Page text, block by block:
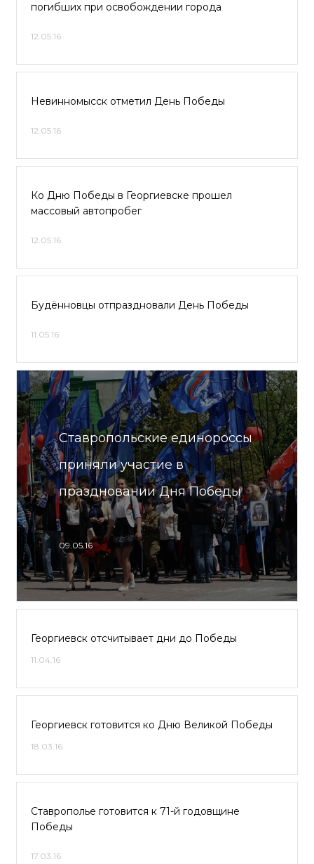
погибших при освобождении города
12.05.16
Невинномысск отметил День Победы
12.05.16
Ко Дню Победы в Георгиевске прошел
массовый автопробег
12.05.16
Будённовцы отпраздновали День Победы
11.05.16
Ставропольские единороссы
приняли участие в
праздновании Дня Победы
09.05.16
Георгиевск отсчитывает дни до Победы
11.04.16
Георгиевск готовится ко Дню Великой Победы
18.03.16
Ставрополье готовится к 71-й годовщине
Победы
17.03.16